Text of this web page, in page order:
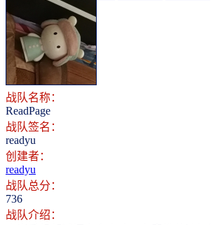
询
登录 注册
战队名称：
ReadPage
战队签名：
readyu
创建者：
readyu
战队总分：
736
战队介绍：